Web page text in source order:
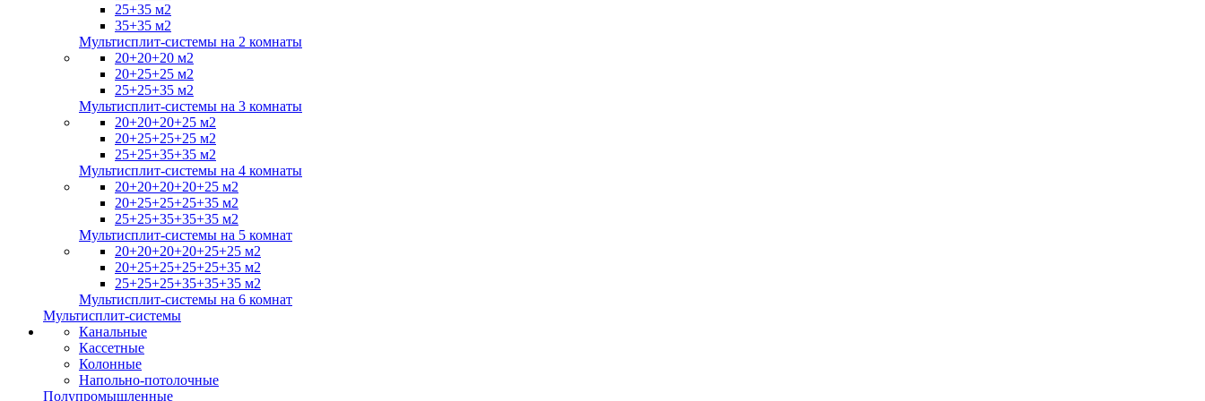
25+35 м2
35+35 м2
Мультисплит-системы на 2 комнаты
20+20+20 м2
20+25+25 м2
25+25+35 м2
Мультисплит-системы на 3 комнаты
20+20+20+25 м2
20+25+25+25 м2
25+25+35+35 м2
Мультисплит-системы на 4 комнаты
20+20+20+20+25 м2
20+25+25+25+35 м2
25+25+35+35+35 м2
Мультисплит-системы на 5 комнат
20+20+20+20+25+25 м2
20+25+25+25+25+35 м2
25+25+25+35+35+35 м2
Мультисплит-системы на 6 комнат
Мультисплит-системы
Канальные
Кассетные
Колонные
Напольно-потолочные
Полупромышленные